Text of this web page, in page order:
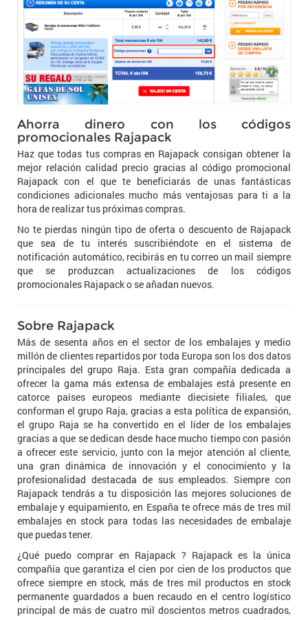
Ahorra dinero con los códigos
promocionales Rajapack
Haz que todas tus compras en Rajapack consigan obtener la
mejor relación calidad precio gracias al código promocional
Rajapack con el que te beneficiarás de unas fantásticas
condiciones adicionales mucho más ventajosas para ti a la
hora de realizar tus próximas compras.
No te pierdas ningún tipo de oferta o descuento de Rajapack
que sea de tu interés suscribiéndote en el sistema de
notificación automático, recibirás en tu correo un mail siempre
que se produzcan actualizaciones de los códigos
promocionales Rajapack o se añadan nuevos.
Sobre Rajapack
Más de sesenta años en el sector de los embalajes y medio
millón de clientes repartidos por toda Europa son los dos datos
principales del grupo Raja. Esta gran compañía dedicada a
ofrecer la gama más extensa de embalajes está presente en
catorce países europeos mediante diecisiete filiales, que
conforman el grupo Raja, gracias a esta política de expansión,
el grupo Raja se ha convertido en el líder de los embalajes
gracias a que se dedican desde hace mucho tiempo con pasión
a ofrecer este servicio, junto con la mejor atención al cliente,
una gran dinámica de innovación y el conocimiento y la
profesionalidad destacada de sus empleados. Siempre con
Rajapack tendrás a tu disposición las mejores soluciones de
embalaje y equipamiento, en España te ofrece más de tres mil
embalajes en stock para todas las necesidades de embalaje
que puedas tener.
¿Qué puedo comprar en Rajapack ? Rajapack es la única
compañía que garantiza el cien por cien de los productos que
ofrece siempre en stock, más de tres mil productos en stock
permanente guardados a buen recaudo en el centro logístico
principal de más de cuatro mil doscientos metros cuadrados,